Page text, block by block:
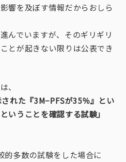
響を及ぼす情報だからおしら
んでいますが、そのギリギリ
とが起きない限りは公表でき
、
された『3M−PFSが35％』とい
いうことを確認する試験」
的多数の試験をした場合に